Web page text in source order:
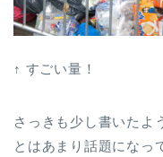
↑ すごい量！
さっきも少し書いたよ
とはあまり話題になっ